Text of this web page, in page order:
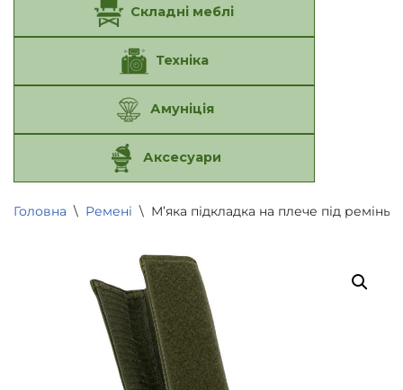
Складні меблі
Техніка
Амуніція
Аксесуари
Головна \ Ремені \ М’яка підкладка на плече під ремінь